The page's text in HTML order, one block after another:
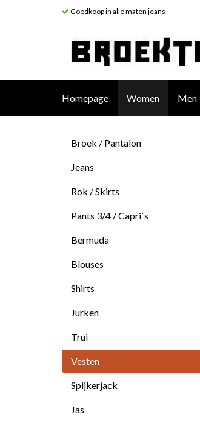
Goedkoop in alle maten jeans
Homepage Women Men
Broek / Pantalon
Jeans
Rok / Skirts
Pants 3/4 / Capri`s
Bermuda
Blouses
Shirts
Jurken
Trui
Vesten
Spijkerjack
Jas